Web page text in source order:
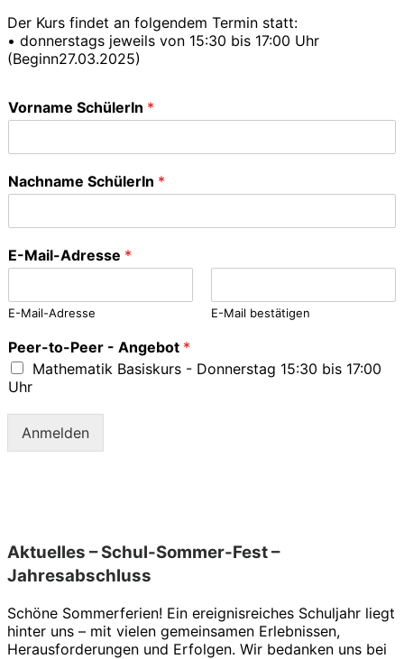
Der Kurs findet an folgendem Termin statt:
• donnerstags jeweils von 15:30 bis 17:00 Uhr
(Beginn27.03.2025)
Vorname SchülerIn *
Nachname SchülerIn *
E-Mail-Adresse *
E-Mail-Adresse E-Mail bestätigen
Peer-to-Peer - Angebot *
Mathematik Basiskurs - Donnerstag 15:30 bis 17:00
Uhr
Anmelden
Aktuelles – Schul-Sommer-Fest –
Jahresabschluss
Schöne Sommerferien! Ein ereignisreiches Schuljahr liegt
hinter uns – mit vielen gemeinsamen Erlebnissen,
Herausforderungen und Erfolgen. Wir bedanken uns bei